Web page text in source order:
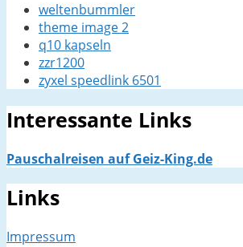
weltenbummler
theme image 2
q10 kapseln
zzr1200
zyxel speedlink 6501
Interessante Links
Pauschalreisen auf Geiz-King.de
Links
Impressum